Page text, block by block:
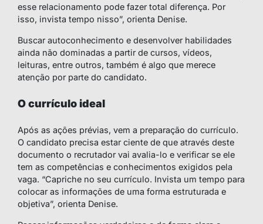
esse relacionamento pode fazer total diferença. Por
isso, invista tempo nisso”, orienta Denise.
Buscar autoconhecimento e desenvolver habilidades
ainda não dominadas a partir de cursos, vídeos,
leituras, entre outros, também é algo que merece
atenção por parte do candidato.
O currículo ideal
Após as ações prévias, vem a preparação do currículo.
O candidato precisa estar ciente de que através deste
documento o recrutador vai avalia-lo e verificar se ele
tem as competências e conhecimentos exigidos pela
vaga. “Capriche no seu currículo. Invista um tempo para
colocar as informações de uma forma estruturada e
objetiva”, orienta Denise.